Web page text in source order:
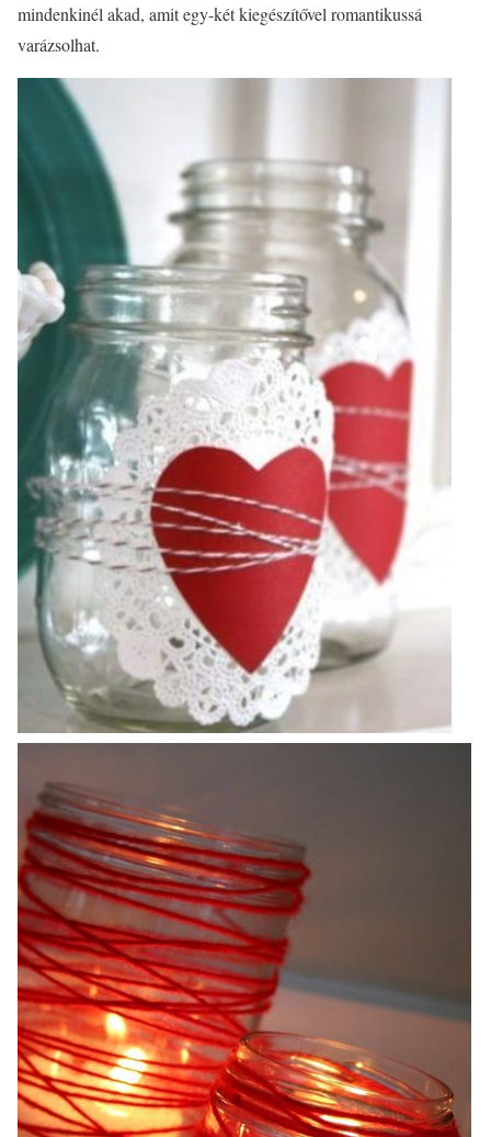
mindenkinél akad, amit egy-két kiegészítővel romantikussá
varázsolhat.